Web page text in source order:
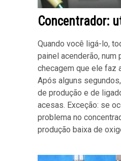
Concentrador:
Quando você ligá-lo,
painel acenderão,
checagem que ele faz
Após alguns
de produção e de
acesas. Exceção: se
problema no
produção baixa de